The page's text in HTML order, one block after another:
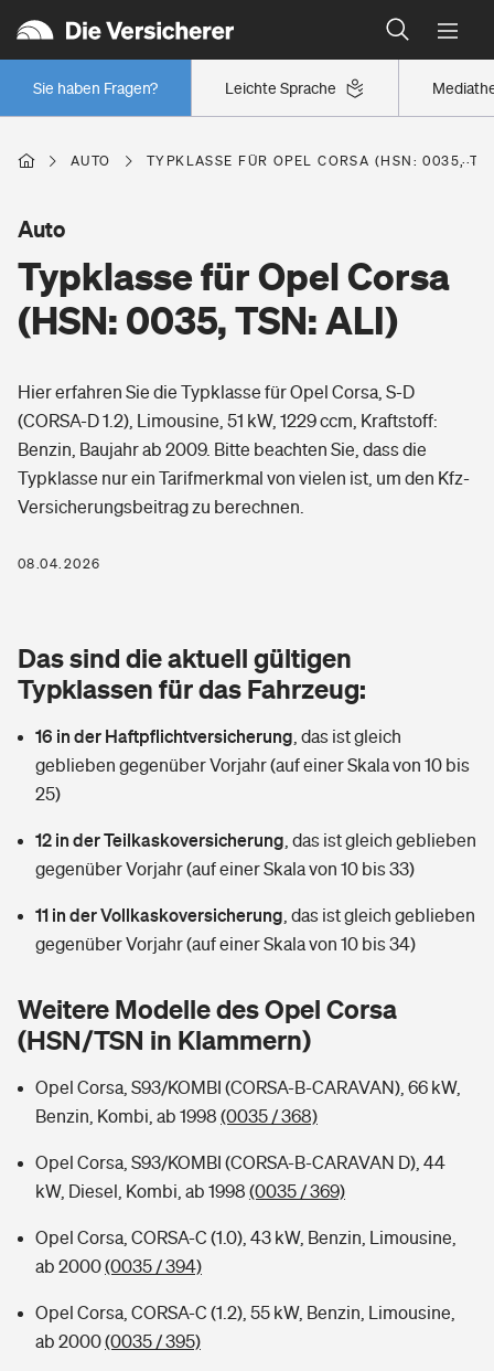
Leichte Sprache
Sie haben Fragen?
Wer versichert was: Jetzt Versicherer finden
Regionalklassen: So ist Ihre Region eingestuft
Wer versichert was: Jetzt Versicherer finden
Berufsunfähigkeitsversicherung
Erwerbsunfähigkeitsversicherung
Grundfähigkeitsversicherung
Arbeitsrechtsschutz
Berufshaftpflichtversicherung
Zur Übersicht
Tools
Wer versichert was: Jetzt Versicherer finden
Sie haben Fragen?
Wohnen
Elementarversicherung
Glasversicherung
Mietkautionsversicherung
Restkreditversicherung
Hochwasser-Check: Wie gefährdet ist Ihr Haus?
Wer versichert was: Jetzt Versicherer finden
Sie haben Fragen?
Freizeit
Pri­vate Haft­pflicht­
Kinderunfall­ver­si­che­rung
Kinderinvalidität
Hundehalter-Haftpflicht
Private Cyberversicherung
Musikinstrumentenversicherung
Zur Übersicht
Tools
Kinderunfall-Check: Mehr Sicherheit für deine Kids
Gesundheit
Private Krankenversicherung
Dread-Disease-Versicherung
Tierkrankenversicherung
Zur Übersicht
Tools
Wer versichert was: Jetzt Versicherer finden
Sie haben Fragen?
Rentenrechner: Wie viel Geld bekomme ich im Alter?
AUTO TYPKLASSE FÜR OPEL CORSA (HSN: 0035,
Typklasse für Opel Corsa
(HSN: 0035, TSN: ALI)
Auto
Hier erfahren Sie die Typklasse für Opel Corsa, S-D
(CORSA-D 1.2), Limousine, 51 kW, 1229 ccm, Kraftstoff:
Benzin, Baujahr ab 2009. Bitte beachten Sie, dass die
Typklasse nur ein Tarifmerkmal von vielen ist, um den Kfz-
Versicherungsbeitrag zu berechnen.
08.04.2026
Das sind die aktuell gültigen
Typklassen für das Fahrzeug:
16 in der Haftpflichtversicherung das ist gleich
geblieben gegenüber Vorjahr (auf einer Skala von 10 bis
25)
12 in der Teilkaskoversicherung das ist gleich geblieben
gegenüber Vorjahr (auf einer Skala von 10 bis 33)
11 in der Vollkaskoversicherung das ist gleich geblieben
gegenüber Vorjahr (auf einer Skala von 10 bis 34)
Weitere Modelle des Opel Corsa
(HSN/TSN in Klammern)
Opel Corsa, S93/KOMBI (CORSA-B-CARAVAN), 66 kW,
Benzin, Kombi, ab 1998 (0035 / 368)
Opel Corsa, S93/KOMBI (CORSA-B-CARAVAN D), 44
kW, Diesel, Kombi, ab 1998 (0035 / 369)
Opel Corsa, CORSA-C (1.0), 43 kW, Benzin, Limousine,
ab 2000(0035 / 394)
Opel Corsa, CORSA-C (1.2), 55 kW, Benzin, Limousine,
ab 2000(0035 / 395)